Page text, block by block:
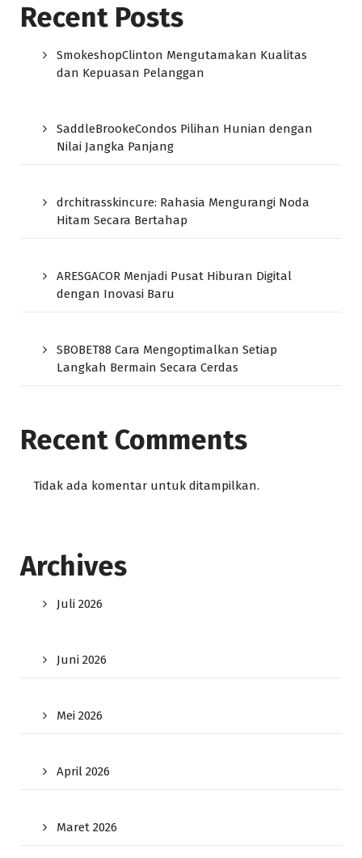
Recent Posts
SmokeshopClinton Mengutamakan Kualitas
dan Kepuasan Pelanggan
SaddleBrookeCondos Pilihan Hunian dengan
Nilai Jangka Panjang
drchitrasskincure: Rahasia Mengurangi Noda
Hitam Secara Bertahap
ARESGACOR Menjadi Pusat Hiburan Digital
dengan Inovasi Baru
SBOBET88 Cara Mengoptimalkan Setiap
Langkah Bermain Secara Cerdas
Recent Comments
Tidak ada komentar untuk ditampilkan.
Archives
Juli 2026
Juni 2026
Mei 2026
April 2026
Maret 2026